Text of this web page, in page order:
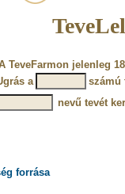
TeveFarmon jelenleg
a
számú
nevű tevét
forrása